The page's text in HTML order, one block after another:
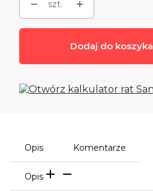
szt.
Dodaj do koszyka
Opis Komentarze
Opis